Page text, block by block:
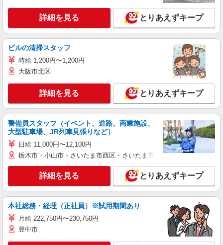
詳細を見る とりあえずキープ
ビルの清掃スタッフ
時給 1,200円〜1,200円
大阪市北区
詳細を見る とりあえずキープ
警備員スタッフ（イベント、道路、商業施設、
大型駐車場、JR列車見張りなど）
日給 11,000円〜12,100円
栃木市・小山市・さいたま市西区・さいたま市岩槻区・久喜市・蓮田
詳細を見る とりあえずキープ
本社総務・経理（正社員）※試用期間あり
月給 222,750円〜230,750円
豊中市